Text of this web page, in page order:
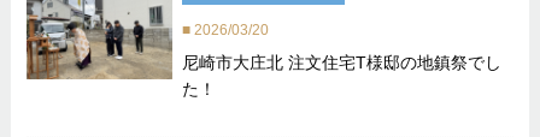
2026/03/20
尼崎市大庄北 注文住宅T様邸の地鎮祭でし
た！